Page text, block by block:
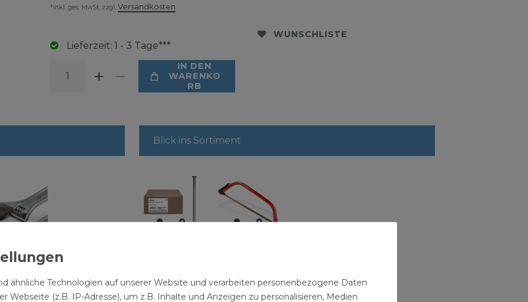
*inkl. ges. MwSt. zzgl. Versandkosten
Lieferzeit: 1 - 3 Tage***
IN DEN
WARENKO
RB
WUNSCHLISTE
150
Blick ins Sortiment
5 kg / Box
14,29 € *
6,99 € *
ähnliche Technologien auf unserer Website und verarbeiten personenbezogene Daten
Webseite (z.B. IP-Adresse), um z.B. Inhalte und Anzeigen zu personalisieren, Medien